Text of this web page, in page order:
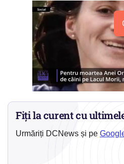
Fiți la curent cu
Urmăriți DCNews și pe